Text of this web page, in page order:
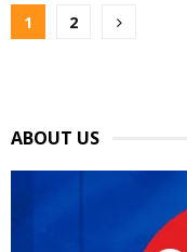
Posts
1 2
ABOUT US